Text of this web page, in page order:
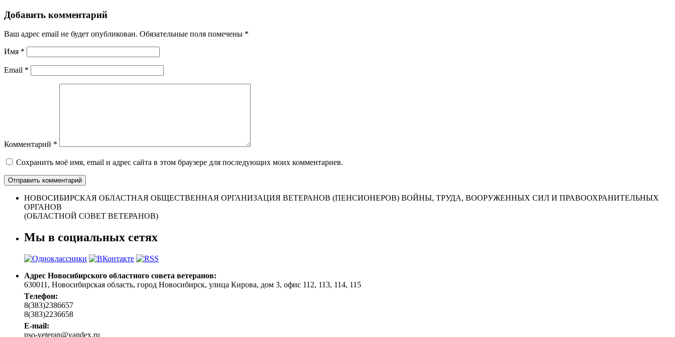
Добавить комментарий
Ваш адрес email не будет опубликован. Обязательные поля помечены *
Имя *
Email *
Комментарий *
Сохранить моё имя, email и адрес сайта в этом браузере для последующих моих комментариев.
НОВОСИБИРСКАЯ ОБЛАСТНАЯ ОБЩЕСТВЕННАЯ ОРГАНИЗАЦИЯ ВЕТЕРАНОВ (ПЕНСИОНЕРОВ) ВОЙНЫ, ТРУДА, ВООРУЖЕННЫХ СИЛ И ПРАВООХРАНИТЕЛЬНЫХ
ОРГАНОВ
(ОБЛАСТНОЙ СОВЕТ ВЕТЕРАНОВ)
Мы в социальных сетях
Адрес Новосибирского областного совета ветеранов:
630011, Новосибирская область, город Новосибирск, улица Кирова, дом 3, офис 112, 113, 114, 115
Tелефон:
8(383)2386657
8(383)2236658
E-mail:
nso-veteran@yandex.ru